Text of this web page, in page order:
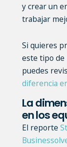
y crear un
trabajar
Si quieres
este tipo de
puedes
diferencia
La
en los
El reporte